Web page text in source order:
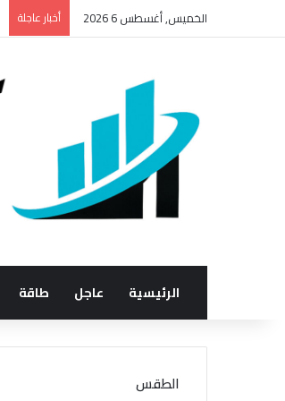
الخميس, أغسطس 6 2026 أخبار عاجلة
الرئيسية عاجل طاقة
الطقس